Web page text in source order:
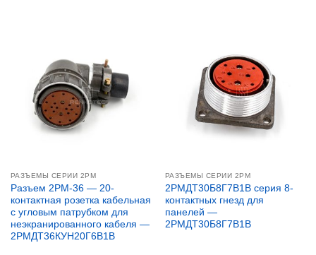
РАЗЪЕМЫ СЕРИИ 2PM
Разъем 2PM-36 — 20-
контактная розетка кабельная
с угловым патрубком для
неэкранированного кабеля —
2РМДТ36КУН20Г6В1В
РАЗЪЕМЫ СЕРИИ 2PM
2РМДТ30Б8Г7В1В серия 8-
контактных гнезд для
панелей —
2РМДТ30Б8Г7В1В